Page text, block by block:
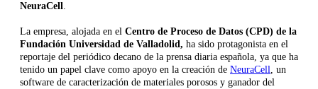
NeuraCell.
La empresa, alojada en el Centro de Proceso de Datos (CPD) de la
Fundación Universidad de Valladolid, ha sido protagonista en el
reportaje del periódico decano de la prensa diaria española, ya que ha
tenido un papel clave como apoyo en la creación de NeuraCell, un
software de caracterización de materiales porosos y ganador del